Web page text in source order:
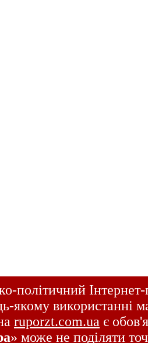
політичний
якому використанні
ruporzt.com.ua є
» може не поділяти